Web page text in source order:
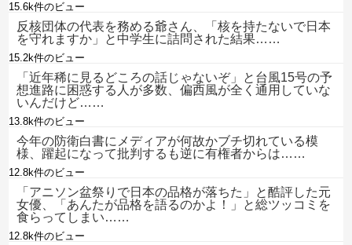
15.6k件のビュー
反核団体の代表を務める爺さん、「核を持たないで日本
を守れますか」と中学生に詰問された結果……
15.2k件のビュー
「近年稀に見るどころの話じゃないぞ」と台風15号の予
想進路に困惑する人が多数、偏西風が全く通用していな
いんだけど……
13.8k件のビュー
今年の防衛白書にメディアが何故かブチ切れている模
様、躍起になって批判するも逆に有権者からは……
12.8k件のビュー
「アニソン盆祭りで日本の品格が落ちた」と酷評した元
女優、「あんたが品格を語るのかよ！」と総ツッコミを
食らってしまい……
12.8k件のビュー